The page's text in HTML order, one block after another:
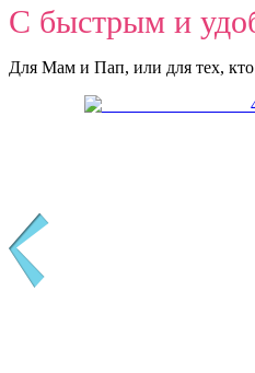
С быстрым и
Для Мам и Пап, или для тех, кто